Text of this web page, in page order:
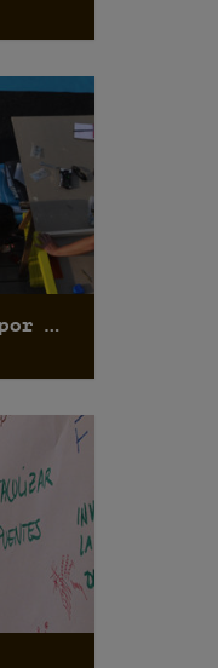
Taller abierto: «Dispose» por Basurama